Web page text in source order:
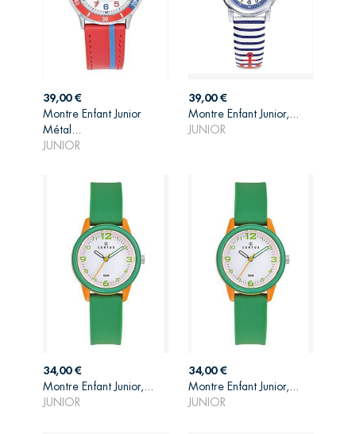
Prix
39,00 €
Montre Enfant Junior
Métal...
JUNIOR
AJOUTER AU
Prix
39,00 €
Montre Enfant Junior,...
JUNIOR
AJOUTER AU
Prix
34,00 €
Montre Enfant Junior,...
JUNIOR
AJOUTER AU
PANIER
Prix
34,00 €
Montre Enfant Junior,...
JUNIOR
AJOUTER AU
PANIER